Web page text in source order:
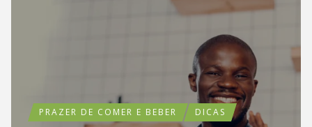
PRAZER DE COMER E BEBER DICAS